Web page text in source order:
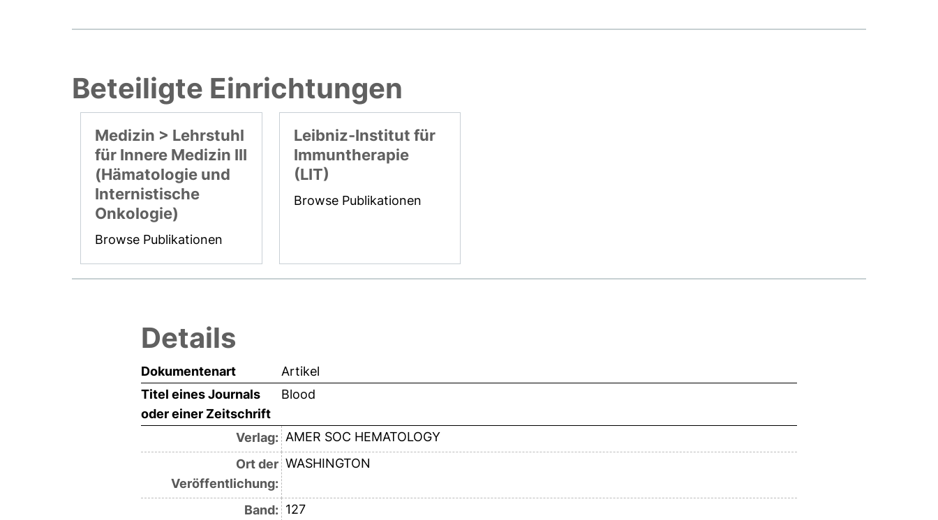
Beteiligte Einrichtungen
Medizin > Lehrstuhl
für Innere Medizin III
(Hämatologie und
Internistische
Onkologie)
Browse Publikationen
Leibniz-Institut für
Immuntherapie
(LIT)
Browse Publikationen
Details
Dokumentenart
Artikel
Titel eines Journals
oder einer Zeitschrift
Blood
Verlag: AMER SOC HEMATOLOGY
Ort der
Veröffentlichung:
WASHINGTON
Band: 127